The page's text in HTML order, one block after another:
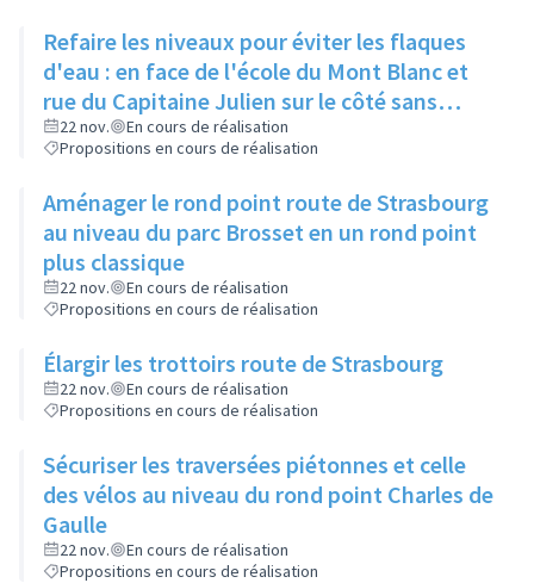
Refaire les niveaux pour éviter les flaques
d'eau : en face de l'école du Mont Blanc et
rue du Capitaine Julien sur le côté sans
trottoir
22 nov.
En cours de réalisation
Propositions en cours de réalisation
Aménager le rond point route de Strasbourg
au niveau du parc Brosset en un rond point
plus classique
22 nov.
En cours de réalisation
Propositions en cours de réalisation
Élargir les trottoirs route de Strasbourg
22 nov.
En cours de réalisation
Propositions en cours de réalisation
Sécuriser les traversées piétonnes et celle
des vélos au niveau du rond point Charles de
Gaulle
22 nov.
En cours de réalisation
Propositions en cours de réalisation